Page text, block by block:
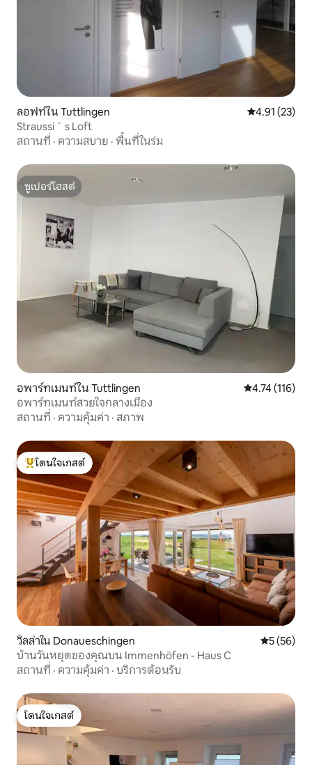
ลอฟท์ใน Tuttlingen คะแนนเฉลี่ย
4.91 (23)
Straussi ´ s Loft
สถานที่ · ความสบาย · พื้นที่ในร่ม
ซูเปอร์โฮสต์
ซูเปอร์โฮสต์
อพาร์ทเมนท์ใน Tuttlingen คะแนนเฉลี่ย
4.74 (116)
อพาร์ทเมนท์สวยใจกลางเมือง
สถานที่ · ความคุ้มค่า · สภาพ
โดนใจเกสต์ที่สุด
โดนใจเกสต์
วิลล่าใน Donaueschingen คะแนนเฉลี่
5 (56)
บ้านวันหยุดของคุณบน Immenhöfen - Haus C
สถานที่ · ความคุ้มค่า · บริการต้อนรับ
โดนใจเกสต์
โดนใจเกสต์